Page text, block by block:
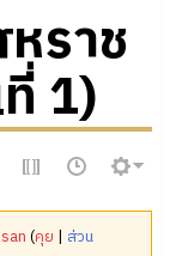
ราช
1)
(คุย | ส่วน